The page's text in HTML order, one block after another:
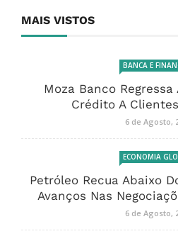
MAIS VISTOS
BANCA E
Moza Banco
Crédito A Clientes
6 de Agosto,
ECONOMIA
Petróleo Recua Abaixo
Avanços Nas
6 de Agosto,